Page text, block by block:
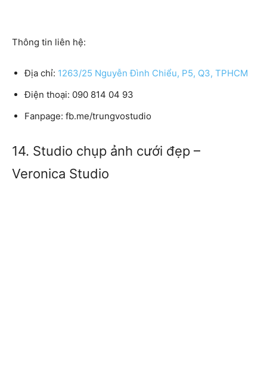
Thông tin liên hệ:
Địa chỉ: 1263/25 Nguyễn Đình Chiểu, P5, Q3, TPHCM
Điện thoại: 090 814 04 93
Fanpage: fb.me/trungvostudio
14. Studio chụp ảnh cưới đẹp –
Veronica Studio